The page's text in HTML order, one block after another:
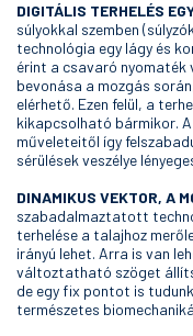
DIGITÁLIS TERHELÉS
súlyokkal szemben
technológia egy lágy és
érint a csavaró nyomaték
bevonása a mozgás
elérhető. Ezen felül, a
kikapcsolható bármikor.
műveleteitől így
sérülések veszélye
DINAMIKUS VEKTOR, A
szabadalmaztatott
terhelése a talajhoz
irányú lehet. Arra is van
változtatható szöget
de egy fix pontot is
természetes